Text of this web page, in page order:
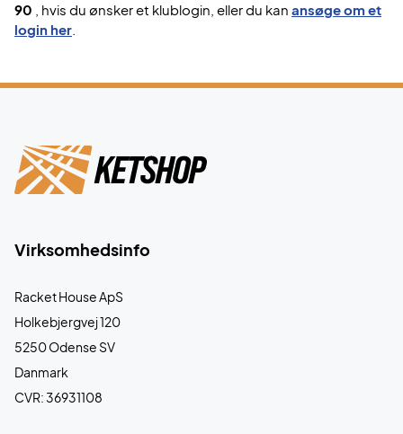
90
, hvis du ønsker et klublogin, eller du kan ansøge om et
login her
Virksomhedsinfo
Racket House ApS
Holkebjergvej 120
5250 Odense SV
Danmark
CVR: 36931108